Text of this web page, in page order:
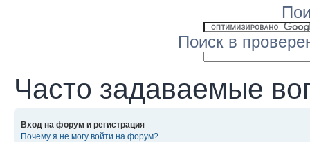
Поиск в
Часто задаваемые
Вход на форум и регистрация
Почему я не могу войти на форум?